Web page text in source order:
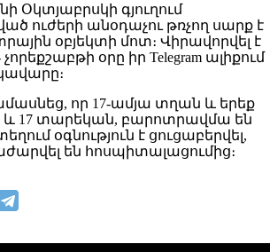
Օկտյաբրսկի գյուղում
ուժերի անօդաչու թռչող սարք է
օբյեկտի մոտ։ Վիրավորվել է
օրը իր Telegram ալիքում
որ 17-ամյա տղան և երեք
և 17 տարեկան, բարոտրավմա են
օգնություն է ցուցաբերվել,
են հոսպիտալացումից։